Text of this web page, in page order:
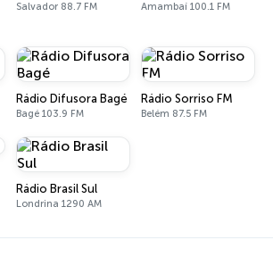
Salvador 88.7 FM Amambaí 100.1 FM
Rádio Difusora Bagé
Bagé 103.9 FM
Rádio Sorriso FM
Belém 87.5 FM
Rádio Brasil Sul
Londrina 1290 AM